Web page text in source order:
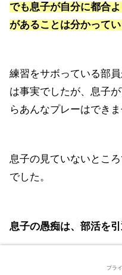
でも息子が自分に都合
があることは分かってい
練習をサボっている部
は事実でしたが、息子
らあんなプレーはできま
息子の見ていないとこ
でした。
息子の愚痴は、部活を
プラ